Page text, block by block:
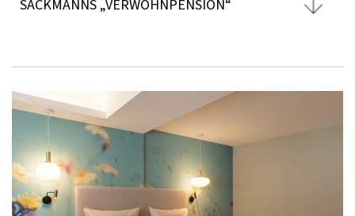
SACKMANNS „VERWÖHNPENSION“